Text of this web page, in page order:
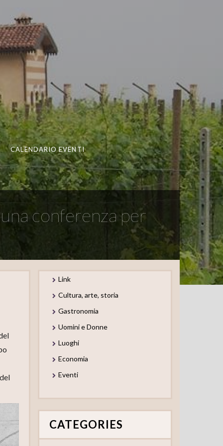
CALENDARIO EVENTI
conferenza per
Link
Cultura, arte, storia
Gastronomia
Uomini e Donne
Luoghi
Economia
Eventi
CATEGORIES